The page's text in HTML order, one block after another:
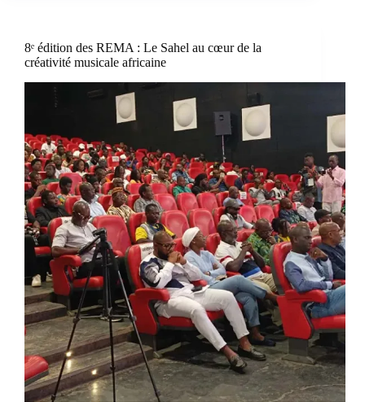
8ᵉ édition des REMA : Le Sahel au cœur de la
créativité musicale africaine